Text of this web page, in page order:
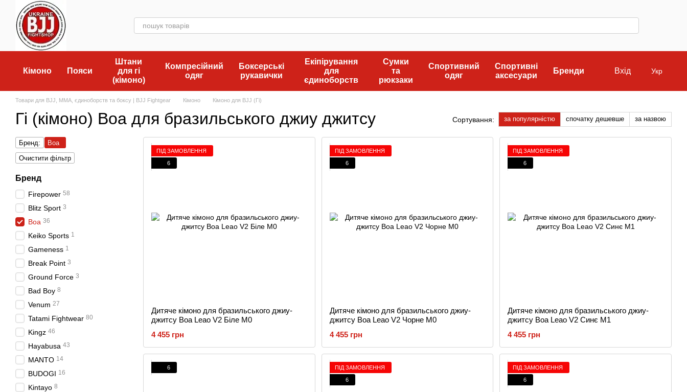
Перейти до основного контенту
Кімоно Пояси
Штани
для гі
(кімоно)
Компресійний
одяг
Боксерські
рукавички
Екіпірування
для
єдиноборств
Сумки
та
рюкзаки
Спортивний
одяг
Спортивні
аксесуари
Бренди Вхід Укр
Товари для BJJ, MMA, єдиноборств та боксу | BJJ Fightgear Кімоно Кімоно для BJJ (Гі)
Гі (кімоно) Boa для бразильського джиу джитсу Сортування: за популярністю спочатку дешевше за назвою
ПІД ЗАМОВЛЕННЯ
6
Дитяче кімоно для бразильського джиу-
джитсу Boa Leao V2 Біле M0
4 455 грн
ПІД ЗАМОВЛЕННЯ
6
Дитяче кімоно для бразильського джиу-
джитсу Boa Leao V2 Чорне M0
4 455 грн
ПІД ЗАМОВЛЕННЯ
6
Дитяче кімоно для бразильського джиу-
джитсу Boa Leao V2 Синє M1
4 455 грн
6
ПІД ЗАМОВЛЕННЯ
6
ПІД ЗАМОВЛЕННЯ
6
Бренд:
Boa
Очистити фільтр
Бренд
Firepower 58
Blitz Sport 3
Boa 36
Keiko Sports 1
Gameness 1
Break Point 3
Ground Force 3
Bad Boy 8
Venum 27
Tatami Fightwear 80
Kingz 46
Hayabusa 43
MANTO 14
BUDOGI 16
Kintayo 8